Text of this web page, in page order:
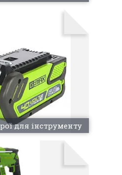
для інструменту